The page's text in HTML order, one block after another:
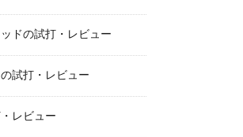
ドの試打・レビュー
試打・レビュー
レビュー